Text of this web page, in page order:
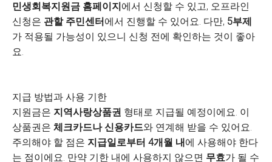
민생회복지원금 홈페이지에서 신청할 수 있고, 오프라인
신청은 관할 주민센터에서 진행할 수 있어요. 다만, 5부제
가 적용될 가능성이 있으니 신청 전에 확인하는 것이 좋아
요.
지급 방법과 사용 기한
지원금은 지역사랑상품권 형태로 지급될 예정이에요. 이
상품권은 체크카드나 신용카드와 연계해 받을 수 있어요.
주의해야 할 점은 지급일로부터 4개월 내에 사용해야 한다
는 점이에요. 만약 기한 내에 사용하지 않으면 무효가 될 수